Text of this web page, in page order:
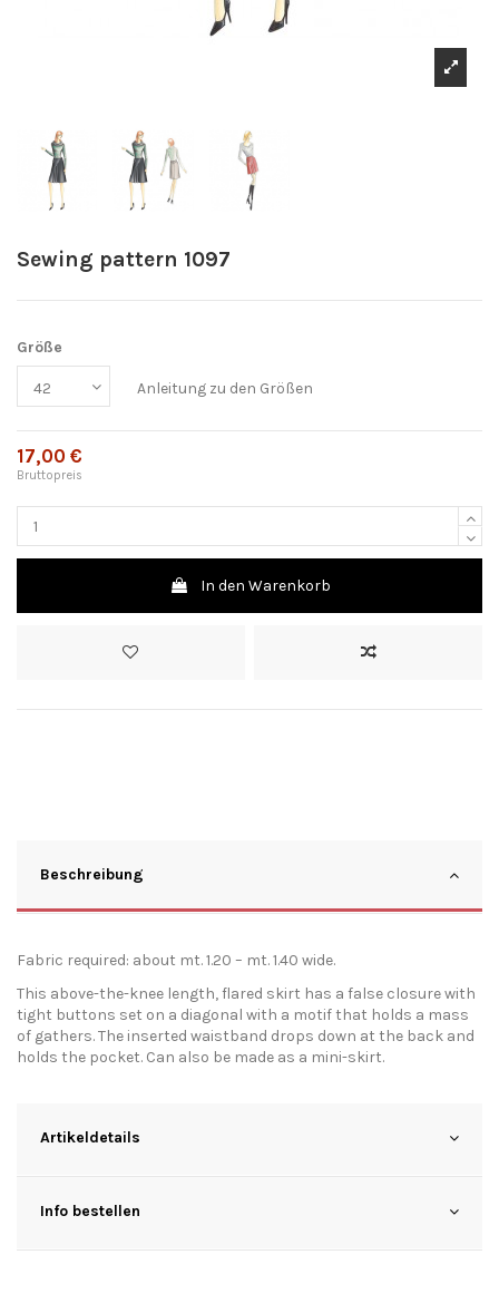
Sewing pattern 1097
Größe
Anleitung zu den Größen
17,00 €
Bruttopreis
In den Warenkorb
Beschreibung
Fabric required: about mt. 1.20 – mt. 1.40 wide.
This above-the-knee length, flared skirt has a false closure with
tight buttons set on a diagonal with a motif that holds a mass
of gathers. The inserted waistband drops down at the back and
holds the pocket. Can also be made as a mini-skirt.
Artikeldetails
Info bestellen